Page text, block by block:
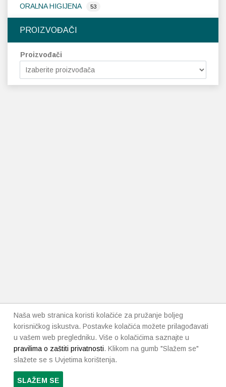
ORALNA HIGIJENA 53
PROIZVOĐAČI
Proizvođači
Naša web stranica koristi kolačiće za pružanje boljeg
korisničkog iskustva. Postavke kolačića možete prilagođavati
u vašem web pregledniku. Više o kolačićima saznajte u
pravilima o zaštiti privatnosti. Klikom na gumb "Slažem se"
slažete se s Uvjetima korištenja.
SLAŽEM SE